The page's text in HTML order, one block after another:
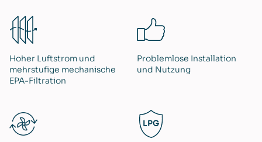
Hoher Luftstrom und
mehrstufige mechanische
EPA-Filtration
Problemlose Installation
und Nutzung